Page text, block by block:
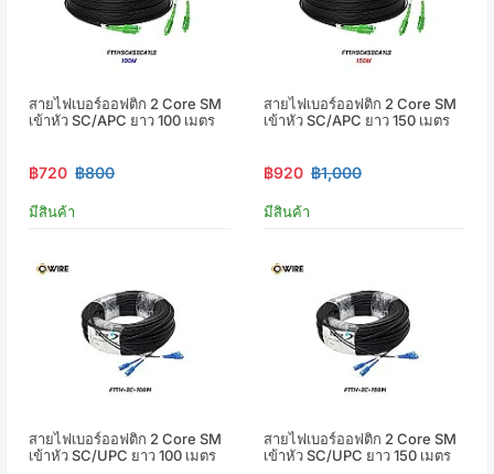
สายไฟเบอร์ออฟติก 2 Core SM
เข้าหัว SC/APC ยาว 100 เมตร
฿720 ฿800
มีสินค้า
สายไฟเบอร์ออฟติก 2 Core SM
เข้าหัว SC/APC ยาว 150 เมตร
฿920 ฿1,000
มีสินค้า
สายไฟเบอร์ออฟติก 2 Core SM
เข้าหัว SC/UPC ยาว 100 เมตร
สายไฟเบอร์ออฟติก 2 Core SM
เข้าหัว SC/UPC ยาว 150 เมตร